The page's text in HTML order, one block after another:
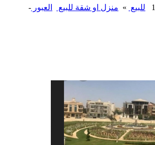
للبيع » منزل او شقة للبيع العبور -